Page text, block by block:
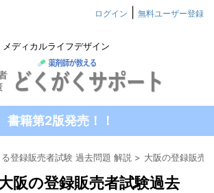
メディカルライフデザイン
ログイン 無料ユーザー登録
書籍第2版発売！！
登録販売者試験 過去問題 解説 > 大阪の登録販売
阪の登録販売者試験過去